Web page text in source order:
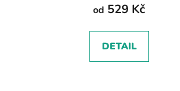
od 529 Kč
DETAIL